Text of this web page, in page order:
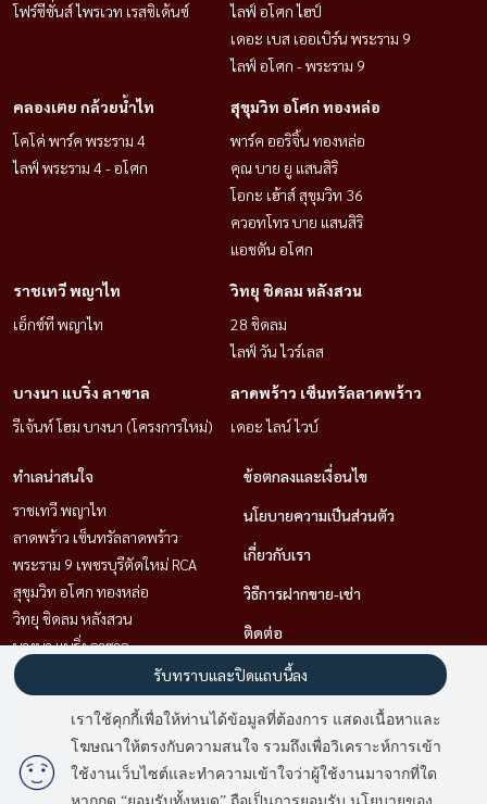
โฟร์ซีซั่นส์ ไพรเวท เรสซิเด้นซ์
ไลฟ์ อโศก ไฮป์
เดอะ เบส เออเบิร์น พระราม 9
ไลฟ์ อโศก - พระราม 9
คลองเตย กล้วยน้ำไท
โคโค่ พาร์ค พระราม 4
ไลฟ์ พระราม 4 - อโศก
สุขุมวิท อโศก ทองหล่อ
พาร์ค ออริจิ้น ทองหล่อ
คุณ บาย ยู แสนสิริ
โอกะ เฮ้าส์ สุขุมวิท 36
ควอทโทร บาย แสนสิริ
แอชตัน อโศก
ราชเทวี พญาไท
เอ็กซ์ที พญาไท
วิทยุ ชิดลม หลังสวน
28 ชิดลม
ไลฟ์ วัน ไวร์เลส
บางนา แบริ่ง ลาซาล
รีเจ้นท์ โฮม บางนา (โครงการใหม่)
ลาดพร้าว เซ็นทรัลลาดพร้าว
เดอะ ไลน์ ไวบ์
ทำเลน่าสนใจ
ราชเทวี พญาไท
ลาดพร้าว เซ็นทรัลลาดพร้าว
พระราม 9 เพชรบุรีตัดใหม่ RCA
สุขุมวิท อโศก ทองหล่อ
วิทยุ ชิดลม หลังสวน
บางนา แบริ่ง ลาซาล
สาทร นราธิวาส
คลองเตย กล้วยน้ำไท
ข้อตกลงและเงื่อนไข
นโยบายความเป็นส่วนตัว
เกี่ยวกับเรา
วิธีการฝากขาย-เช่า
ติดต่อ
Power byLivinginsider.com
เราใช้คุกกี้เพื่อให้ท่านได้ข้อมูลที่ต้องการ แสดงเนื้อหาและ
โฆษณาให้ตรงกับความสนใจ รวมถึงเพื่อวิเคราะห์การเข้า
ใช้งานเว็บไซต์และทำความเข้าใจว่าผู้ใช้งานมาจากที่ใด
รับทราบและปิดแถบนี้ลง